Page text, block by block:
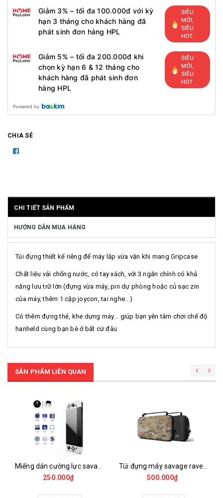
Giảm 3% – tối đa 100.000đ với kỳ
hạn 3 tháng cho khách hàng đã
phát sinh đơn hàng HPL
SIÊU
MỚI,
SIÊU
HOT
Giảm 5% – tối đa 200.000đ khi
chọn kỳ hạn 6 & 12 tháng cho
khách hàng đã phát sinh đơn
hàng HPL
SIÊU
MỚI,
SIÊU
HOT
Powered by
CHIA SẺ
CHI TIẾT SẢN PHẨM
HƯỚNG DẪN MUA HÀNG
Túi đựng thiết kế riêng để máy lắp vừa vặn khi mang Gripcase
Chất liệu vải chống nước, có tay xách, với 3 ngăn chính có khả
năng lưu trữ lớn (đựng vừa máy, pin dự phòng hoặc củ sạc zin
của máy, thêm 1 cặp joycon, tai nghe...)
Có thêm đựng thẻ, khe dựng máy... giúp bạn yên tâm chơi chế độ
hanheld cùng bạn bè ở bất cứ đâu
SẢN PHẨM LIÊN QUAN
250.000₫
500.000₫